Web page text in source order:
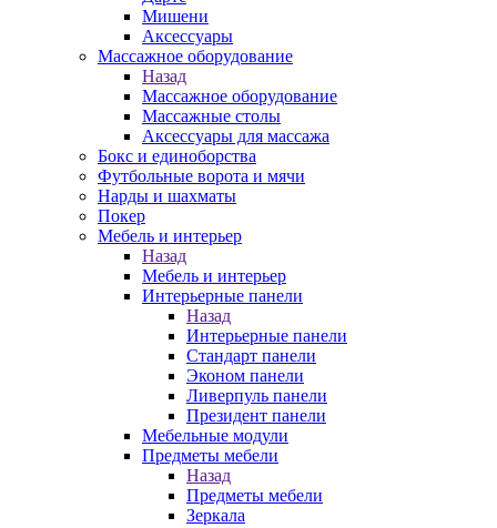
Мишени
Аксессуары
Массажное оборудование
Назад
Массажное оборудование
Массажные столы
Аксессуары для массажа
Бокс и единоборства
Футбольные ворота и мячи
Нарды и шахматы
Покер
Мебель и интерьер
Назад
Мебель и интерьер
Интерьерные панели
Назад
Интерьерные панели
Стандарт панели
Эконом панели
Ливерпуль панели
Президент панели
Мебельные модули
Предметы мебели
Назад
Предметы мебели
Зеркала